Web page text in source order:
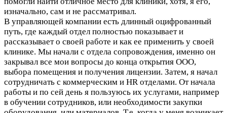
изначально, сам и не рассматривал.
В управляющей компании есть длинный оцифрованный
путь, где каждый отдел полностью показывает и
рассказывает о своей работе и как ее применить у своей
клинике. Мы начали с отдела сопровождения, именно он
закрывал все мои вопросы до конца открытия ООО,
выбора помещения и получения лицензии. Затем, я начал
сотрудничать с коммерческим и HR отделами. От начала
работы и по сей день я пользуюсь их услугами, например
в обучении сотрудников, или необходимости закупки